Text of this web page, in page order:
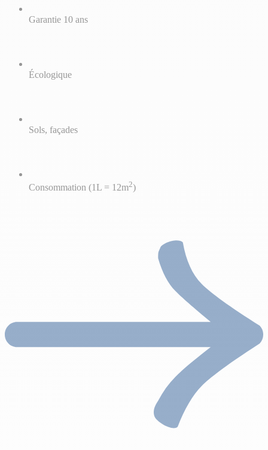
Garantie 10 ans
Écologique
Sols, façades
Consommation (1L = 12m2)